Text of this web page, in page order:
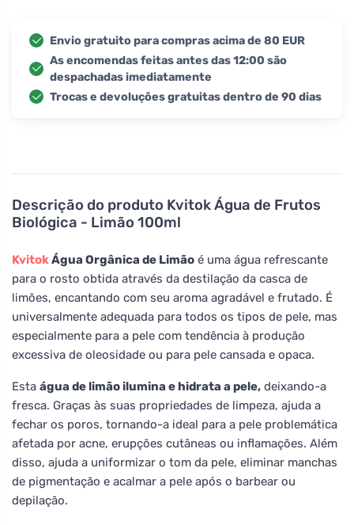
Descrição do produto Kvitok Água de Frutos
Biológica - Limão 100ml
Kvitok Água Orgânica de Limão é uma água refrescante
para o rosto obtida através da destilação da casca de
limões, encantando com seu aroma agradável e frutado. É
universalmente adequada para todos os tipos de pele, mas
especialmente para a pele com tendência à produção
excessiva de oleosidade ou para pele cansada e opaca.
Esta água de limão ilumina e hidrata a pele, deixando-a
fresca. Graças às suas propriedades de limpeza, ajuda a
fechar os poros, tornando-a ideal para a pele problemática
afetada por acne, erupções cutâneas ou inflamações. Além
disso, ajuda a uniformizar o tom da pele, eliminar manchas
de pigmentação e acalmar a pele após o barbear ou
depilação.
Envio gratuito para compras acima de 80 EUR
As encomendas feitas antes das 12:00 são
despachadas imediatamente
Trocas e devoluções gratuitas dentro de 90 dias